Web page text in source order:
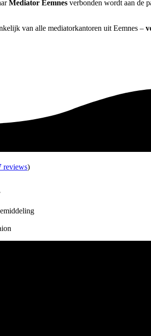
Mediator Eemnes verbonden wordt aan de
van alle mediatorkantoren uit Eemnes –
reviews)